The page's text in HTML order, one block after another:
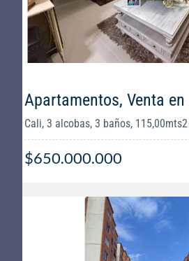
Apartamentos, Venta
Cali, 3 alcobas, 3 baños, 115,00mts2
$650.000.000